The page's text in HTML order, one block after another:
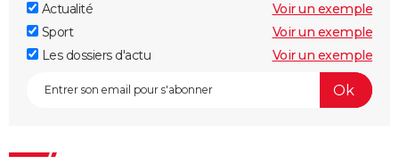
Actualité
Voir un exemple
Sport
Voir un exemple
Les dossiers d'actu
Voir un exemple